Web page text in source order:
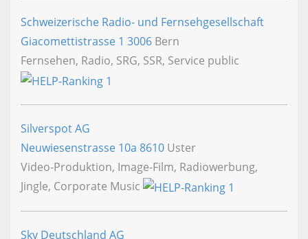
Schweizerische Radio- und Fernsehgesellschaft
Giacomettistrasse 1 3006 Bern
Fernsehen, Radio, SRG, SSR, Service public
Silverspot AG
Neuwiesenstrasse 10a 8610 Uster
Video-Produktion, Image-Film, Radiowerbung,
Jingle, Corporate Music
Sky Deutschland AG